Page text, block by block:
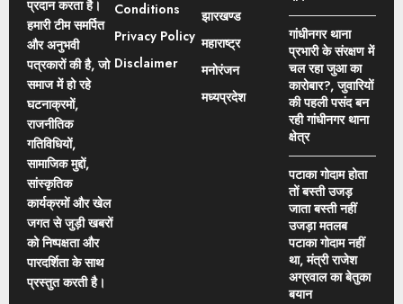
प्रदान करता है।
हमारी टीम समर्पित
और अनुभवी
पत्रकारों की है, जो
समाज में हो रहे
घटनाक्रमों,
राजनीतिक
गतिविधियों,
सामाजिक मुद्दों,
सांस्कृतिक
कार्यक्रमों और खेल
जगत से जुड़ी खबरों
को निष्पक्षता और
पारदर्शिता के साथ
प्रस्तुत करती है।
Conditions
Privacy Policy
Disclaimer
झारखण्ड
महाराष्ट्र
मनोरंजन
मध्यप्रदेश
गांधीनगर थाना
प्रभारी के संरक्षण में
चल रहा जुआ का
कारोबार?, जुवारियों
की पहली पसंद बन
रही गांधीनगर थाना
क्षेत्र
पटाका गोदाम होता
तों बस्ती उजड़
जाता बस्ती नहीं
उजड़ा मतलब
पटाका गोदाम नहीं
था, मंत्री राजेश
अग्रवाल का बेतुका
बयान